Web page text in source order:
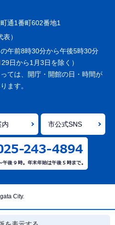
通1番町602番地1
）
午前8時30分から午後5時30分
日から1月3日を除く）
ては、開庁・開館の日・時間が
ます。
内 市公式SNS
City.